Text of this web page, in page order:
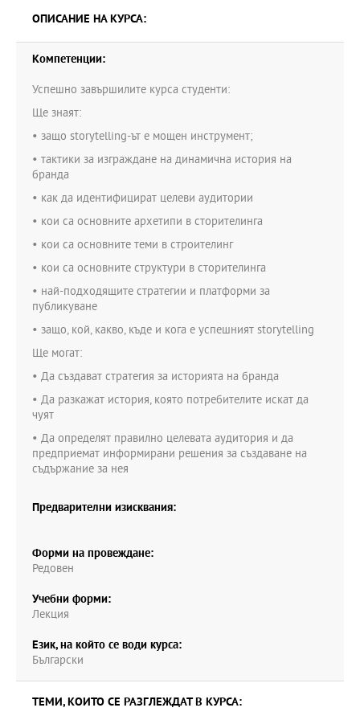
ОПИСАНИЕ НА КУРСА:
Компетенции:
Успешно завършилите курса студенти:
Ще знаят:
• защо storytelling-ът е мощен инструмент;
• тактики за изграждане на динамична история на
бранда
• как да идентифицират целеви аудитории
• кои са основните архетипи в сторителинга
• кои са основните теми в строителинг
• кои са основните структури в сторителинга
• най-подходящите стратегии и платформи за
публикуване
• защо, кой, какво, къде и кога е успешният storytelling
Ще могат:
• Да създават стратегия за историята на бранда
• Да разкажат история, която потребителите искат да
чуят
• Да определят правилно целевата аудитория и да
предприемат информирани решения за създаване на
съдържание за нея
Предварителни изисквания:
Форми на провеждане:
Редовен
Учебни форми:
Лекция
Език, на който се води курса:
Български
ТЕМИ, КОИТО СЕ РАЗГЛЕЖДАТ В КУРСА: